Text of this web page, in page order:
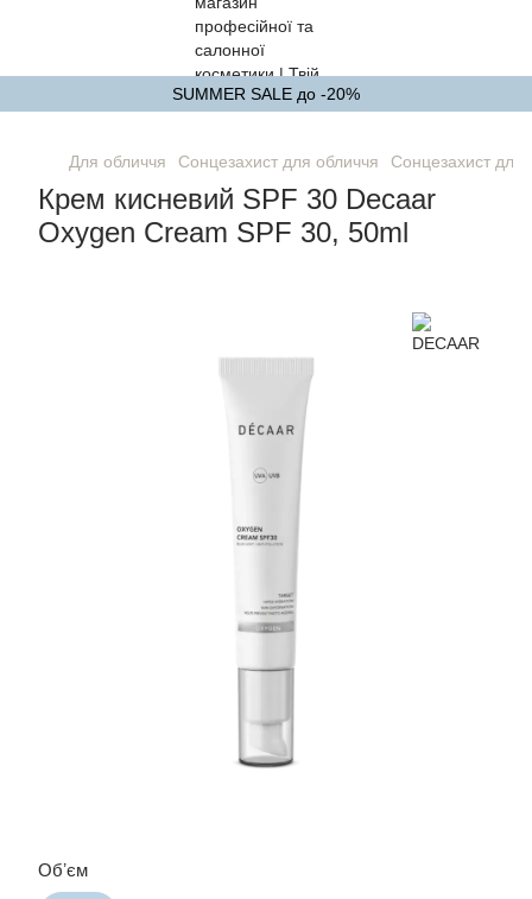
SUMMER SALE до -20%
Для обличчя Сонцезахист для обличчя Сонцезахист для
Крем кисневий SPF 30 Decaar
Oxygen Cream SPF 30, 50ml
Обʼєм